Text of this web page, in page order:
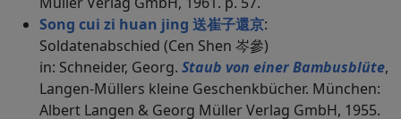
Song cui zi huan jing 送崔子還京:
Soldatenabschied (Cen Shen 岑參)
in: Schneider, Georg. Staub von einer Bambusblüte,
Langen-Müllers kleine Geschenkbücher. München:
Albert Langen & Georg Müller Verlag GmbH, 1955.